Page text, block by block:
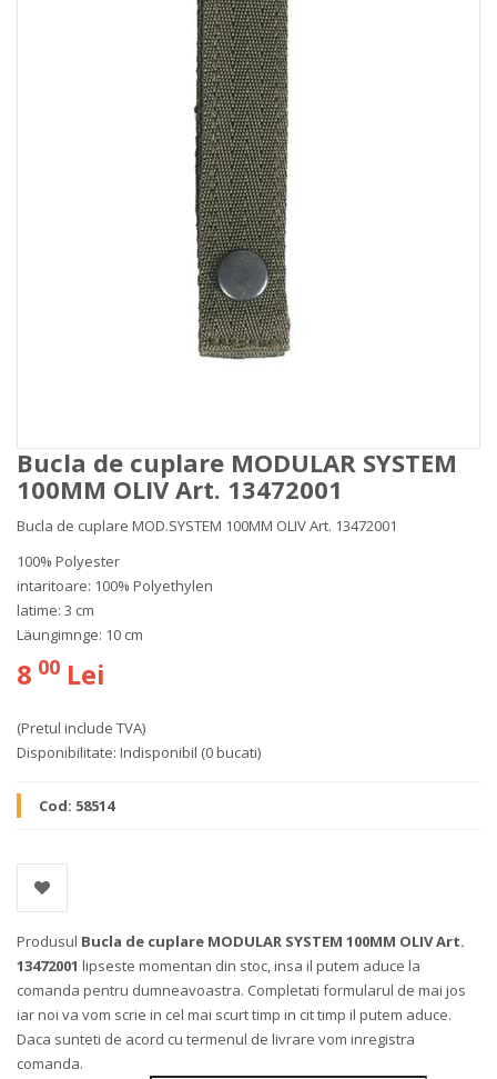
Bucla de cuplare MODULAR SYSTEM
100MM OLIV Art. 13472001
Bucla de cuplare MOD.SYSTEM 100MM OLIV Art. 13472001
100% Polyester
intaritoare: 100% Polyethylen
latime: 3 cm
Läungimnge: 10 cm
8 00 Lei
(Pretul include TVA)
Disponibilitate: Indisponibil (0 bucati)
Cod: 58514
Produsul Bucla de cuplare MODULAR SYSTEM 100MM OLIV Art.
13472001 lipseste momentan din stoc, insa il putem aduce la
comanda pentru dumneavoastra. Completati formularul de mai jos
iar noi va vom scrie in cel mai scurt timp in cit timp il putem aduce.
Daca sunteti de acord cu termenul de livrare vom inregistra
comanda.